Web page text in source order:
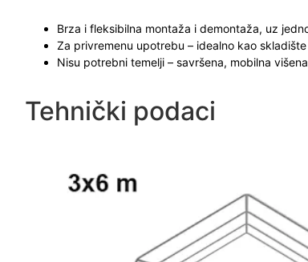
Brza i fleksibilna montaža i demontaža, uz
Za privremenu upotrebu – idealno kao
Nisu potrebni temelji – savršena, mobilna
Tehnički podaci